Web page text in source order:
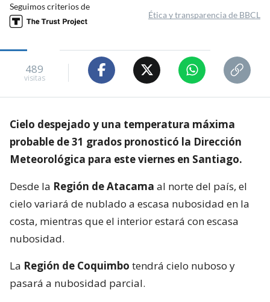
Seguimos criterios de
Ética y transparencia de BBCL
489
visitas
Cielo despejado y una temperatura máxima
probable de 31 grados pronosticó la Dirección
Meteorológica para este viernes en Santiago.
Desde la Región de Atacama al norte del país, el
cielo variará de nublado a escasa nubosidad en la
costa, mientras que el interior estará con escasa
nubosidad.
La Región de Coquimbo tendrá cielo nuboso y
pasará a nubosidad parcial.